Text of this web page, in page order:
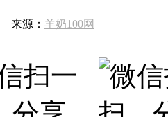
来源： 羊奶100网